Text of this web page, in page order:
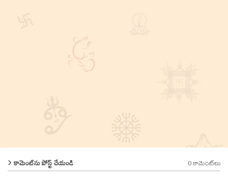
కామెంట్‌ను పోస్ట్ చేయండి 0 కామెంట్‌లు